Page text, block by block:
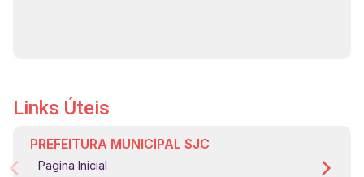
Links Úteis
PREFEITURA MUNICIPAL SJC
Pagina Inicial